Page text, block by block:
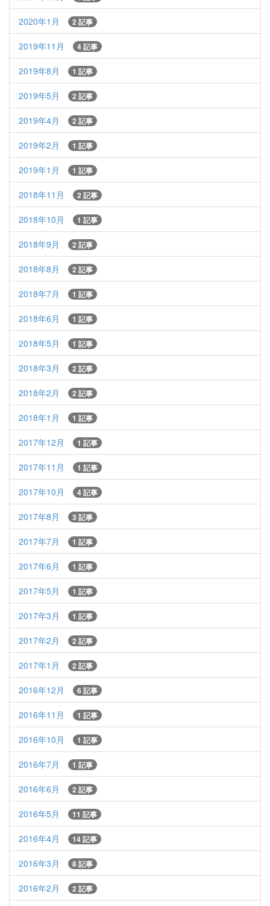
2020年1月 2 記事
2019年11月 4 記事
2019年8月 1 記事
2019年5月 2 記事
2019年4月 2 記事
2019年2月 1 記事
2019年1月 1 記事
2018年11月 2 記事
2018年10月 1 記事
2018年9月 2 記事
2018年8月 2 記事
2018年7月 1 記事
2018年6月 1 記事
2018年5月 1 記事
2018年3月 2 記事
2018年2月 2 記事
2018年1月 1 記事
2017年12月 1 記事
2017年11月 1 記事
2017年10月 4 記事
2017年8月 3 記事
2017年7月 1 記事
2017年6月 1 記事
2017年5月 1 記事
2017年3月 1 記事
2017年2月 2 記事
2017年1月 2 記事
2016年12月 6 記事
2016年11月 1 記事
2016年10月 1 記事
2016年7月 1 記事
2016年6月 2 記事
2016年5月 11 記事
2016年4月 14 記事
2016年3月 8 記事
2016年2月 2 記事